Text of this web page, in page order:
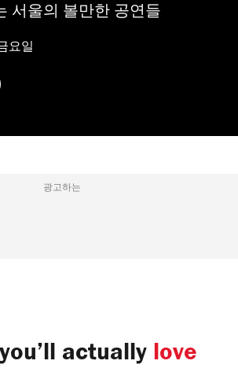
서울의 볼만한 공연들
요일
광고하는
actually love